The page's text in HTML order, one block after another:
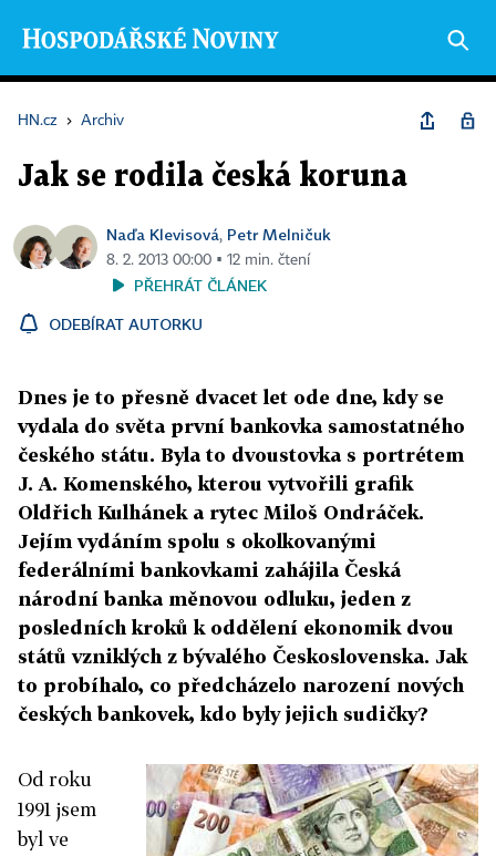
HN.cz › Archiv
Jak se rodila česká koruna
Naďa Klevisová, Petr Melničuk
8. 2. 2013 00:00 ▪ 12 min. čtení
PŘEHRÁT ČLÁNEK
ODEBÍRAT AUTORKU
Dnes je to přesně dvacet let ode dne, kdy se
vydala do světa první bankovka samostatného
českého státu. Byla to dvoustovka s portrétem
J. A. Komenského, kterou vytvořili grafik
Oldřich Kulhánek a rytec Miloš Ondráček.
Jejím vydáním spolu s okolkovanými
federálními bankovkami zahájila Česká
národní banka měnovou odluku, jeden z
posledních kroků k oddělení ekonomik dvou
států vzniklých z bývalého Československa. Jak
to probíhalo, co předcházelo narození nových
českých bankovek, kdo byly jejich sudičky?
Od roku
1991 jsem
byl ve